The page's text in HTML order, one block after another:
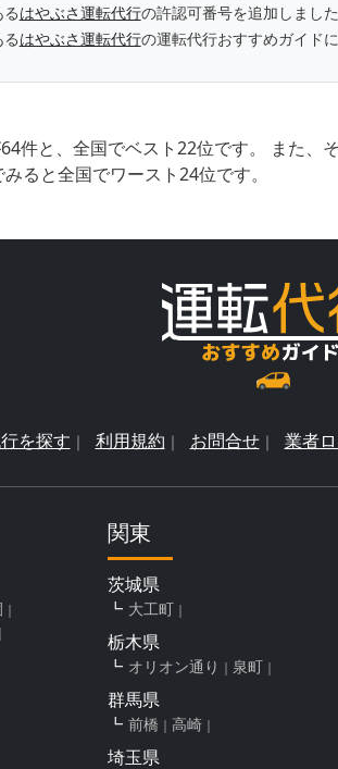
はやぶさ運転代行の許認可番号を追加しました
はやぶさ運転代行の運転代行おすすめガイド
件と、全国でベスト22位です。 また、
ると全国でワースト24位です。
を探す 利用規約 お問合せ 業者
関東
茨城県
大工町
栃木県
オリオン通り 泉町
群馬県
前橋 高崎
埼玉県